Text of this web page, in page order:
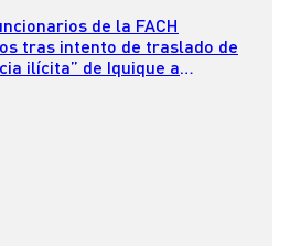
de la FACH
tras intento de traslado de
ilícita” de Iquique a